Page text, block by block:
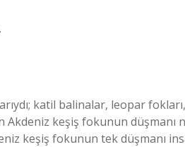
katil balinalar, leopar
Akdeniz keşiş fokunun düşmanı
keşiş fokunun tek düşmanı